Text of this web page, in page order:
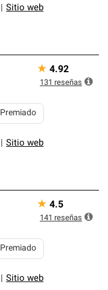
Sitio web
Sitio web
Premiado
★ 4.92
131 reseñas
Sitio web
Premiado
★ 4.5
141 reseñas